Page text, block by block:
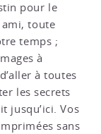
pour le
ami, toute
temps ;
à
à toutes
les secrets
jusqu’ici. Vos
sans